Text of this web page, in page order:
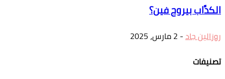
الكدَّاب بيروح فين؟
روزالين جاد- 2 مارس، 2025
تصنيفات